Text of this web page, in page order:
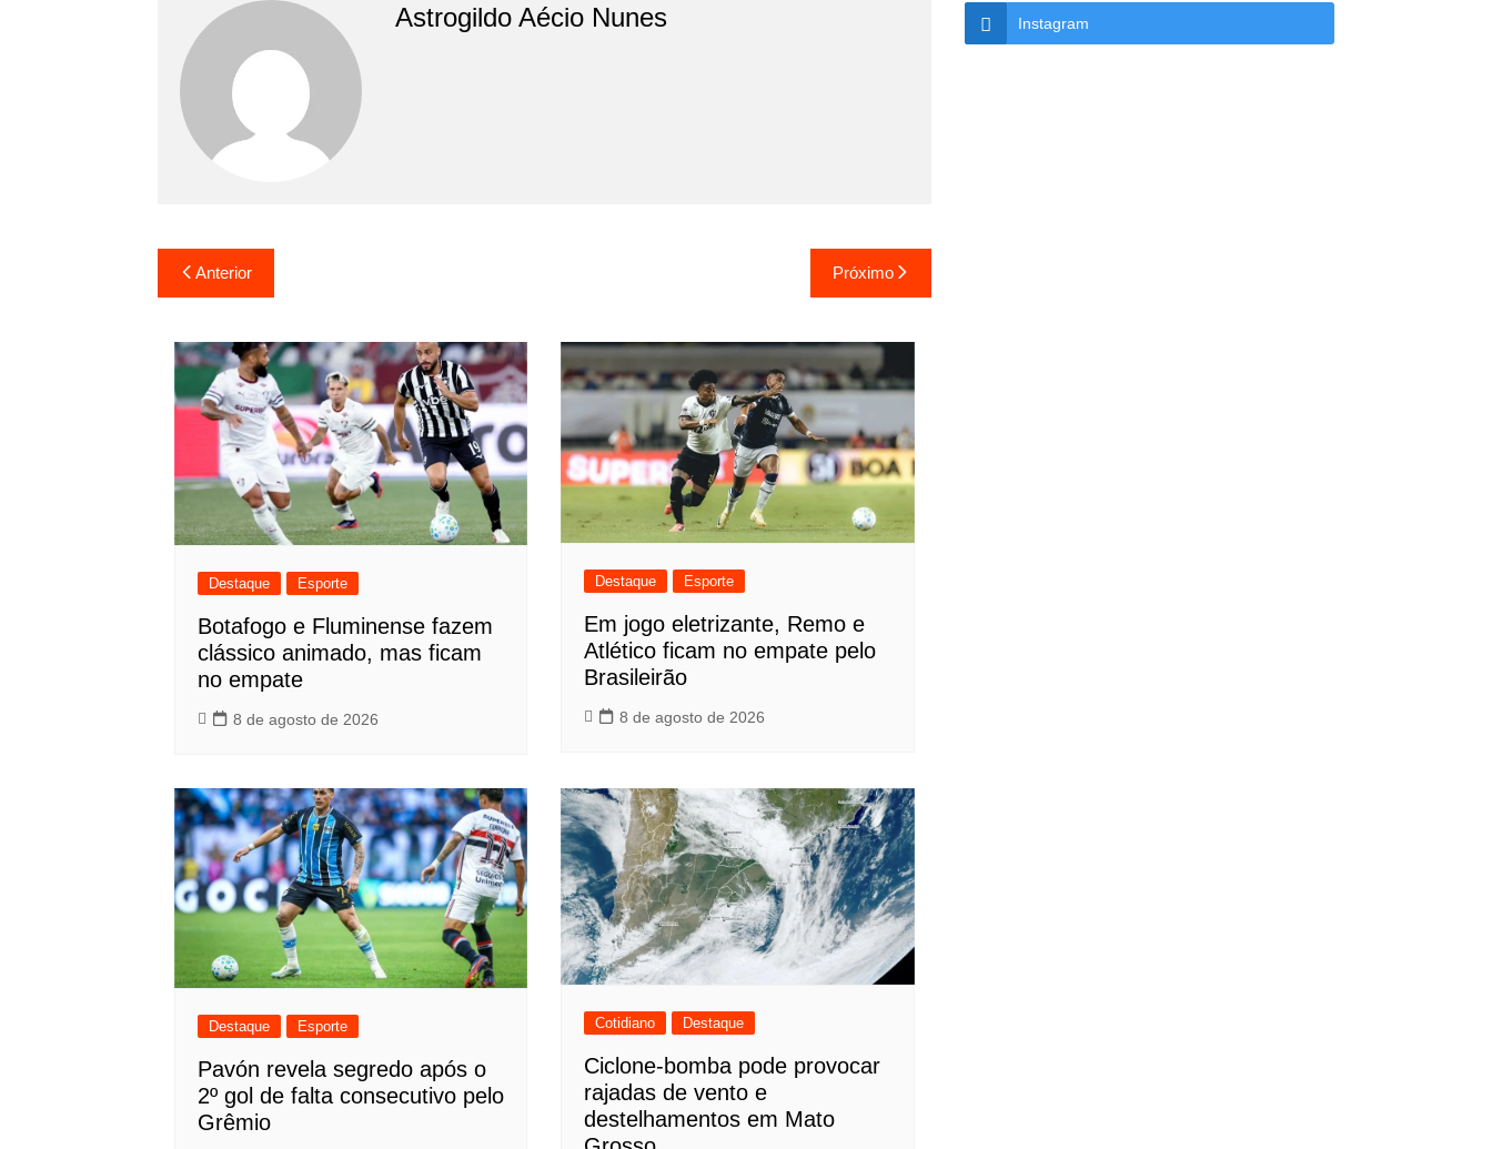
Astrogildo Aécio Nunes
Navegação
de
Post
Anterior Próximo
Destaque Esporte
Botafogo e Fluminense fazem
clássico animado, mas ficam
no empate
8 de agosto de 2026
Destaque Esporte
Em jogo eletrizante, Remo e
Atlético ficam no empate pelo
Brasileirão
8 de agosto de 2026
Destaque Esporte
Pavón revela segredo após o
2º gol de falta consecutivo pelo
Grêmio
Cotidiano Destaque
Ciclone-bomba pode provocar
rajadas de vento e
destelhamentos em Mato
Instagram